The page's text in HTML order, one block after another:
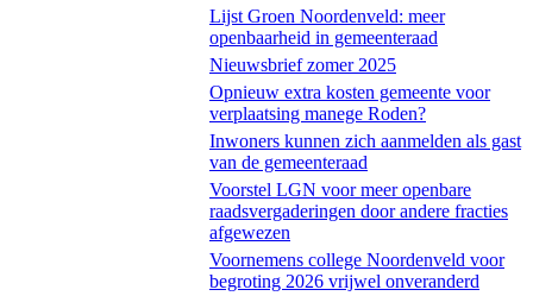
Lijst Groen Noordenveld: meer
openbaarheid in gemeenteraad
Nieuwsbrief zomer 2025
Opnieuw extra kosten gemeente voor
verplaatsing manege Roden?
Inwoners kunnen zich aanmelden als gast
van de gemeenteraad
Voorstel LGN voor meer openbare
raadsvergaderingen door andere fracties
afgewezen
Voornemens college Noordenveld voor
begroting 2026 vrijwel onveranderd